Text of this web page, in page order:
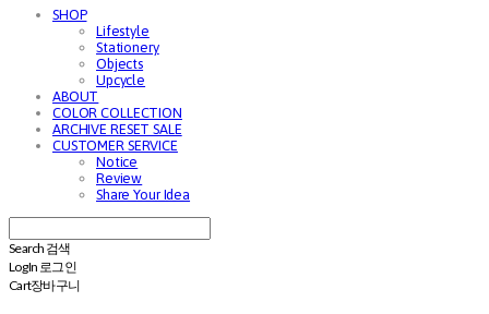
SHOP
Lifestyle
Stationery
Objects
Upcycle
ABOUT
COLOR COLLECTION
ARCHIVE RESET SALE
CUSTOMER SERVICE
Notice
Review
Share Your Idea
Search 검색
Log In 로그인
Cart장바구니